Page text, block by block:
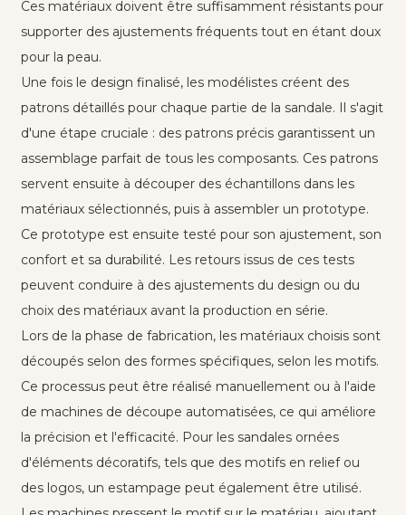
Ces matériaux doivent être suffisamment résistants pour
supporter des ajustements fréquents tout en étant doux
pour la peau.
Une fois le design finalisé, les modélistes créent des
patrons détaillés pour chaque partie de la sandale. Il s'agit
d'une étape cruciale : des patrons précis garantissent un
assemblage parfait de tous les composants. Ces patrons
servent ensuite à découper des échantillons dans les
matériaux sélectionnés, puis à assembler un prototype.
Ce prototype est ensuite testé pour son ajustement, son
confort et sa durabilité. Les retours issus de ces tests
peuvent conduire à des ajustements du design ou du
choix des matériaux avant la production en série.
Lors de la phase de fabrication, les matériaux choisis sont
découpés selon des formes spécifiques, selon les motifs.
Ce processus peut être réalisé manuellement ou à l'aide
de machines de découpe automatisées, ce qui améliore
la précision et l'efficacité. Pour les sandales ornées
d'éléments décoratifs, tels que des motifs en relief ou
des logos, un estampage peut également être utilisé.